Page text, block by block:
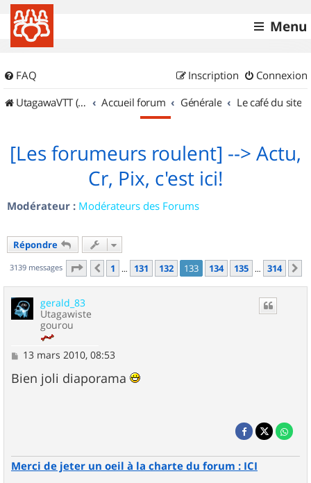
Menu
FAQ Connexion
Inscription
UtagawaVTT (Randos VTT et VTTAE avec traces GPS)
Accueil forum Générale Le café du site
[Les forumeurs roulent] --> Actu,
Cr, Pix, c'est ici!
Modérateur : Modérateurs des Forums
Répondre
3139 messages Page 133 sur314
Précédent
1 … 131 132 133 134 135 … 314
gerald_83
Utagawiste
gourou
M
s
s
13 mars 2010, 08:53
Bien joli diaporama
Merci de jeter un oeil à la charte du forum : ICI